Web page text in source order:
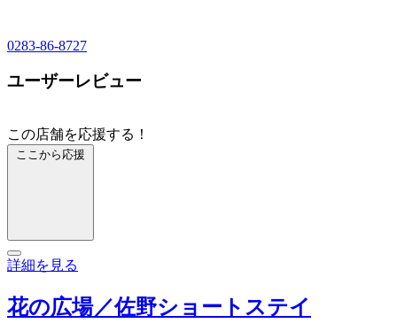
0283-86-8727
ユーザーレビュー
この店舗を応援する！
ここから応援
詳細を見る
花の広場／佐野ショートステイ